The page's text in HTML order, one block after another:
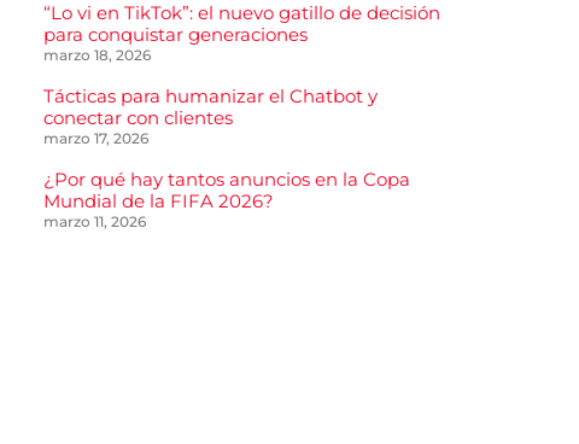
“Lo vi en TikTok”: el nuevo gatillo de decisión
para conquistar generaciones
marzo 18, 2026
Tácticas para humanizar el Chatbot y
conectar con clientes
marzo 17, 2026
¿Por qué hay tantos anuncios en la Copa
Mundial de la FIFA 2026?
marzo 11, 2026